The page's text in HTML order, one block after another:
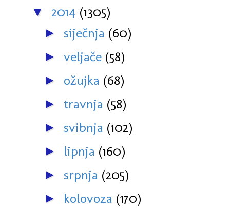
▼ 2014 (1305)
► siječnja (60)
► veljače (58)
► ožujka (68)
► travnja (58)
► svibnja (102)
► lipnja (160)
► srpnja (205)
► kolovoza (170)